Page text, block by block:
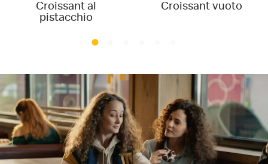
Croissant al
pistacchio
Croissant vuoto